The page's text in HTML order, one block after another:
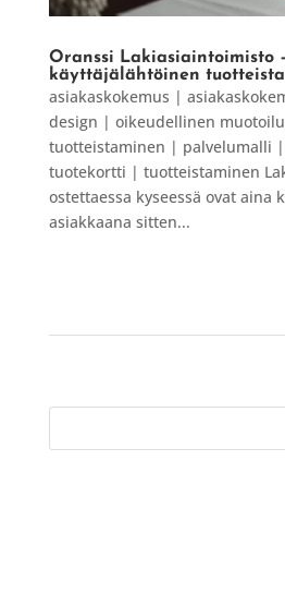
Oranssi Lakiasiaintoimisto
käyttäjälähtöinen
asiakaskokemus |
design | oikeudellinen
tuotteistaminen | palvelumalli
tuotekortti | tuotteistaminen
ostettaessa kyseessä ovat aina
asiakkaana sitten...